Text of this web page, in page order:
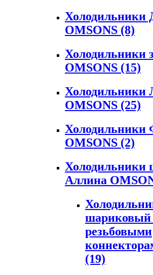
Холодильники
OMSONS (8)
Холодильники
OMSONS (15)
Холодильники
OMSONS (25)
Холодильники
OMSONS (2)
Холодильники
Аллина
шариковый
резьбовыми
(19)